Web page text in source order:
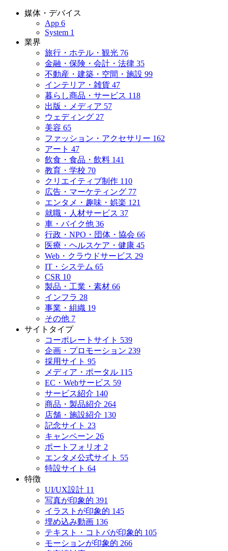
媒体・デバイス
App 6
System 1
業界
旅行・ホテル・観光 76
金融・保険・会計・法律 35
不動産・建築・空間・施設 99
インテリア・雑貨 47
暮らし商品・サービス 118
出版・メディア 57
ウェディング 27
美容 65
ファッション・アクセサリー 162
アート 47
飲食・食品・飲料 141
教育・学校 70
クリエイティブ制作 110
広告・マーケティング 77
エンタメ・趣味・娯楽 121
就職・人材サービス 37
車・バイク他 36
行政・NPO・団体・協会 66
医療・ヘルスケア・健康 45
Web・クラウドサービス 29
IT・システム 65
CSR 10
製品・工業・素材 66
インフラ 28
事業・組織 19
その他 7
サイトタイプ
コーポレートサイト 539
企画・プロモーション 239
採用サイト 95
メディア・ポータル 115
EC・Webサービス 59
サービス紹介 140
商品・製品紹介 264
店舗・施設紹介 130
記念サイト 23
キャンペーン 26
ポートフォリオ 2
エンタメ公式サイト 55
特設サイト 64
特徴
UI/UX設計 11
写真が印象的 391
イラストが印象的 145
埋め込み動画 136
テキスト・コトバが印象的 105
モーションが印象的 266